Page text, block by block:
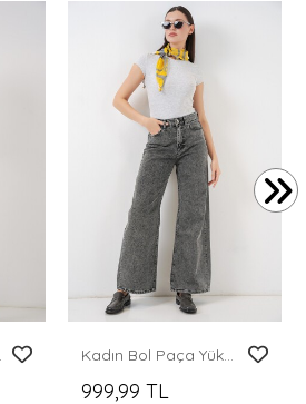
- Çağla Kadın Bol Paça Yüksek Bel Palazzo Kot Pantolon 6656 - Gri
999,99 TL